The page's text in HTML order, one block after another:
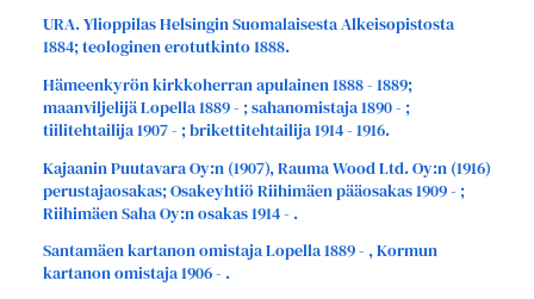
URA. Ylioppilas Helsingin Suomalaisesta Alkeisopistosta
1884; teologinen erotutkinto 1888.
Hämeenkyrön kirkkoherran apulainen 1888 - 1889;
maanviljelijä Lopella 1889 - ; sahanomistaja 1890 - ;
tiilitehtailija 1907 - ; brikettitehtailija 1914 - 1916.
Kajaanin Puutavara Oy:n (1907), Rauma Wood Ltd. Oy:n (1916)
perustajaosakas; Osakeyhtiö Riihimäen pääosakas 1909 - ;
Riihimäen Saha Oy:n osakas 1914 - .
Santamäen kartanon omistaja Lopella 1889 - , Kormun
kartanon omistaja 1906 - .